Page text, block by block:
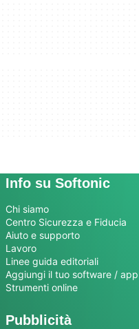
Info su Softonic
Chi siamo
Centro Sicurezza e Fiducia
Aiuto e supporto
Lavoro
Linee guida editoriali
Aggiungi il tuo software / app
Strumenti online
Pubblicità